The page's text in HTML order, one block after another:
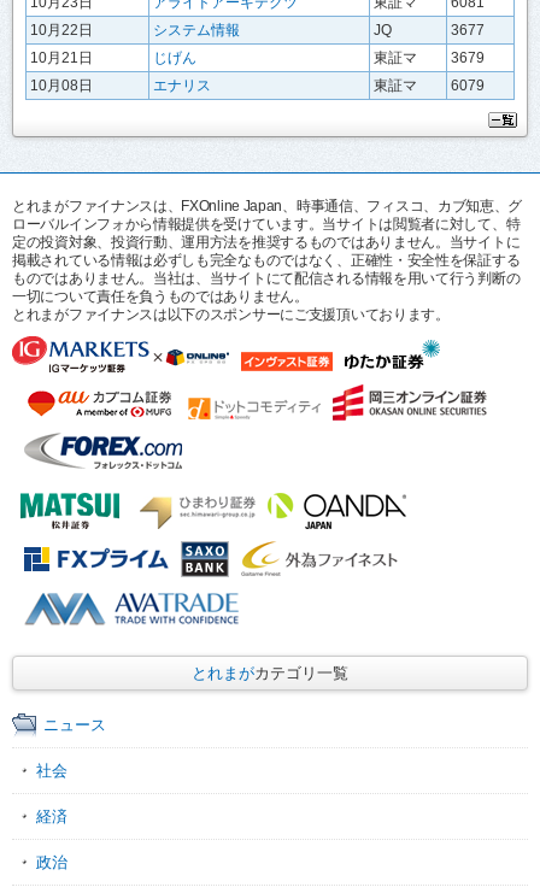
10月22日
システム情報 JQ
3677
10月21日
じげん 東証マ
3679
10月08日
エナリス 東証マ 6079
とれまがファイナンスは、FXOnline Japan、時事通信、フィスコ、カブ知恵、グ
ローバルインフォから情報提供を受けています。当サイトは閲覧者に対して、特
定の投資対象、投資行動、運用方法を推奨するものではありません。当サイトに
掲載されている情報は必ずしも完全なものではなく、正確性・安全性を保証する
ものではありません。当社は、当サイトにて配信される情報を用いて行う判断の
一切について責任を負うものではありません。
とれまがファイナンスは以下のスポンサーにご支援頂いております。
とれまがカテゴリ一覧
ニュース
社会
経済
政治